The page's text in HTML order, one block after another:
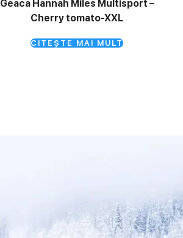
Geaca Hannah Miles Multisport –
Cherry tomato-XXL
CITEȘTE MAI MULT